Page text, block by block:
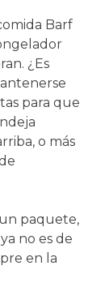
Barf
¿Es
para que
o más
paquete,
no es de
en la